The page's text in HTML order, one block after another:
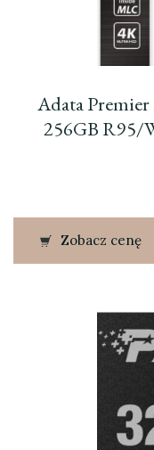
Adata Premier
256GB R95/
Zobacz cenę